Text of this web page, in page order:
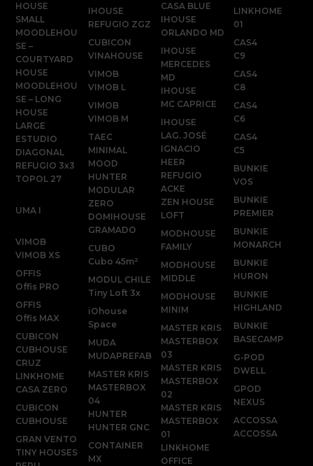
HOUSE
SMALL
MOODLEHOU
SE –
COURTYARD
HOUSE
MOODLEHOU
SE – LONG
HOUSE
LARGE
ESTUDIO
DIAGONAL
REFUGIO 3x3
TOPOL 27
UMA I
VIMOB
VIMOB XS
OFFIS
Offis PRO
OFFIS
Offis MAX
CUBICON
CUBHOUSE
CRUZ
LINKHOME
CASA ZERO
CUBICON
CUBHOUSE
GRAN VENTO
TINY HOUSES
IHOUSE
REFUGIO ZGZ
CUBICON
VINAHOUSE
VIMOB
VIMOB L
VIMOB
VIMOB M
TAEC
MINIMAL
MOOD
HUNTER
MODULAR
ZERO
DOMIHOUSE
GRAMADO
CUBO
Cubo 45m²
MODUL CHILE
Tiny Loft 3x
iOhouse
Space
MUDA
MUDAPREFAB
MASTER KRIS
MASTERBOX
04
HUNTER
HUNTER GNC
CONTAINER
MX
CASA BLUE
IHOUSE
ORLANDO MD
IHOUSE
MERCEDES
MD
IHOUSE
MC CAPRICE
IHOUSE
LAG. JOSÉ
IGNACIO
HEER
REFUGIO
ACKE
ZEN HOUSE
LOFT
MODHOUSE
FAMILY
MODHOUSE
MIDDLE
MODHOUSE
MINIM
MASTER KRIS
MASTERBOX
03
MASTER KRIS
MASTERBOX
02
MASTER KRIS
MASTERBOX
01
LINKHOME
OFFICE
LINKHOME
01
CAS4
C9
CAS4
C8
CAS4
C6
CAS4
C5
BUNKIE
VOS
BUNKIE
PREMIER
BUNKIE
MONARCH
BUNKIE
HURON
BUNKIE
HIGHLAND
BUNKIE
BASECAMP
G-POD
DWELL
GPOD
NEXUS
ACCOSSA
ACCOSSA